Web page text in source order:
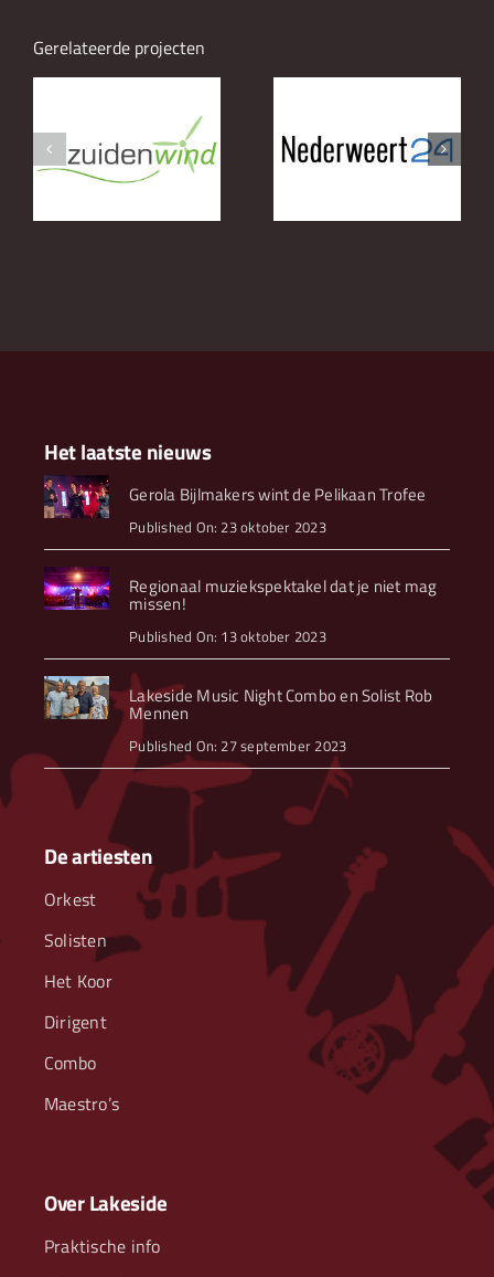
Gerelateerde projecten
Nederweert24 Roost Olie
Het laatste nieuws
Gerola Bijlmakers wint de Pelikaan Trofee
Published On: 23 oktober 2023
Regionaal muziekspektakel dat je niet mag
missen!
Published On: 13 oktober 2023
Lakeside Music Night Combo en Solist Rob
Mennen
Published On: 27 september 2023
De artiesten
Orkest
Solisten
Het Koor
Dirigent
Combo
Maestro’s
Over Lakeside
Praktische info